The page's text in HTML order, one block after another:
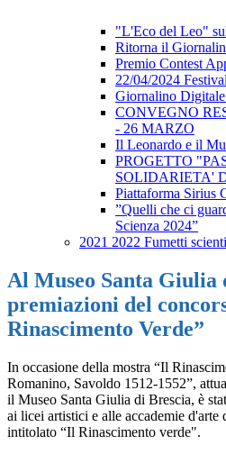
"L'Eco del Leo"
Ritorna il
Premio Contest
22/04/2024
Giornalino
CONVEGNO
- 26 MARZO
Il Leonardo e il
PROGETTO
SOLIDARIETA'
Piattaforma Sirius
”Quelli che ci
Scienza 2024”
2021 2022 Fumetti
Al Museo Santa Giulia
premiazioni del
Rinascimento Verde”
In occasione della mostra “Il
Romanino, Savoldo 1512-1552”,
il Museo Santa Giulia di Brescia, è
ai licei artistici e alle accademie d'arte
intitolato “Il Rinascimento verde".